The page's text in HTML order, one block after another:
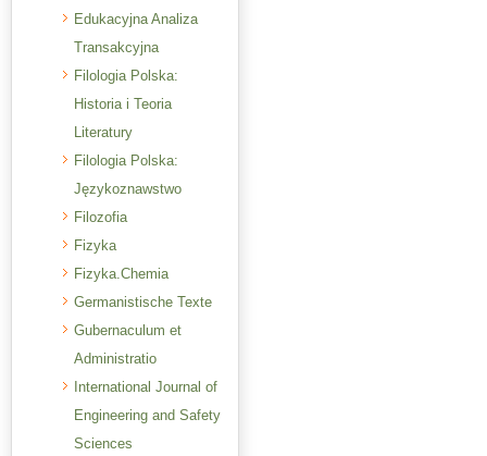
Edukacyjna Analiza
Transakcyjna
Filologia Polska:
Historia i Teoria
Literatury
Filologia Polska:
Językoznawstwo
Filozofia
Fizyka
Fizyka.Chemia
Germanistische Texte
Gubernaculum et
Administratio
International Journal of
Engineering and Safety
Sciences